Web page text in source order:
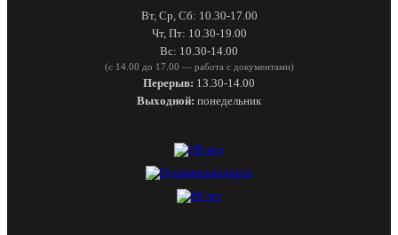
Вт, Ср, Сб: 10.30-17.00
Чт, Пт: 10.30-19.00
Вс: 10.30-14.00
(с 14.00 до 17.00 — работа с документами)
Перерыв: 13.30-14.00
Выходной: понедельник